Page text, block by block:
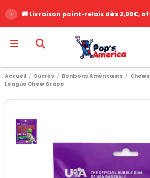
‹ 🚚 Livraison point-relais dès 2,99€,
Accueil Sucrés Bonbons Américains
League Chew Grape